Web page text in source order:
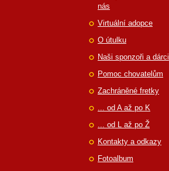
nás
Virtuální adopce
O útulku
Naši sponzoři a dárci
Pomoc chovatelům
Zachráněné fretky
... od A až po K
... od L až po Ž
Kontakty a odkazy
Fotoalbum